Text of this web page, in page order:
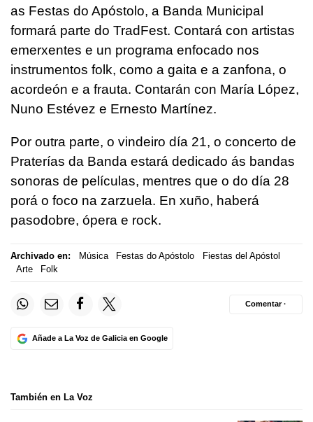
as Festas do Apóstolo, a Banda Municipal
formará parte do TradFest. Contará con artistas
emerxentes e un programa enfocado nos
instrumentos folk, como a gaita e a zanfona, o
acordeón e a frauta. Contarán con María López,
Nuno Estévez e Ernesto Martínez.
Por outra parte, o vindeiro día 21, o concerto de
Praterías da Banda estará dedicado ás bandas
sonoras de películas, mentres que o do día 28
porá o foco na zarzuela. En xuño, haberá
pasodobre, ópera e rock.
Archivado en: Música Festas do Apóstolo
Fiestas del Apóstol
Arte
Folk
Añade a La Voz de Galicia en Google
Comentar ·
También en La Voz